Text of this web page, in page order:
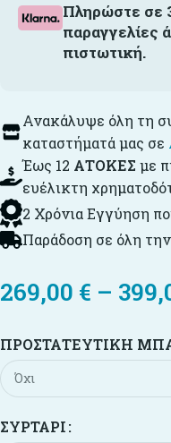
Πληρώστε σε
παραγγελίες
πιστωτική.
Ανακάλυψε όλη τη
καταστήματά μας σε
Έως 12 ΑΤΟΚΕΣ με
ευέλικτη
2 Χρόνια Εγγύηση
Παράδοση σε όλη
269,00 € –
ΠΡΟΣΤΑΤΕΥΤΙΚΉ
ΣΥΡΤΆΡΙ